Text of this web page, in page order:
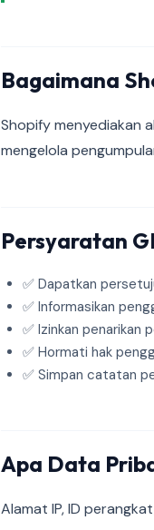
Bagaimana
Shopify menyediakan
mengelola
Persyaratan
✅ Dapatkan
✅ Informasikan
✅ Izinkan penarikan
✅ Hormati hak
✅ Simpan catatan
Apa Data
Alamat IP, ID